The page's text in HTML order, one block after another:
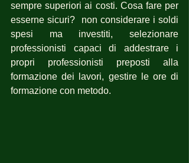
sempre superiori ai costi. Cosa fare per
esserne sicuri?  non considerare i soldi
spesi ma investiti, selezionare
professionisti capaci di addestrare i
propri professionisti preposti alla
formazione dei lavori, gestire le ore di
formazione con metodo.